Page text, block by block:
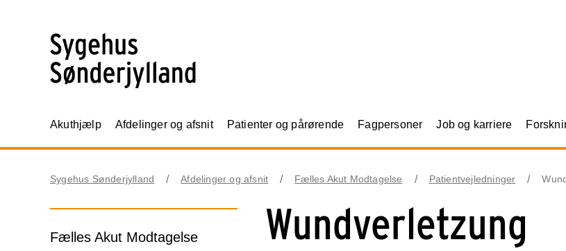
Akuthjælp Afdelinger og afsnit Patienter og pårørende Fagpersoner Job og karriere
Sygehus Sønderjylland Afdelinger og afsnit Fælles Akut Modtagelse Patientvejledninger
Fælles Akut Modtagelse Wundverletzung